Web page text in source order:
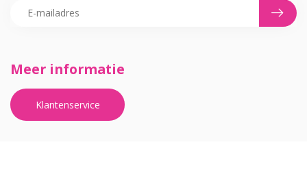
Meer informatie
Klantenservice